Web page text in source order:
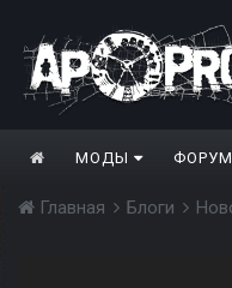
МОДЫ ФОРУМ
Главная Блоги